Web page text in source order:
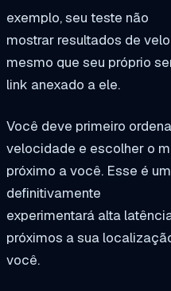
exemplo, seu teste não
mostrar resultados de
mesmo que seu próprio
link anexado a ele.
Você deve primeiro
velocidade e escolher o
próximo a você. Esse é
definitivamente
experimentará alta
próximos a sua
você.